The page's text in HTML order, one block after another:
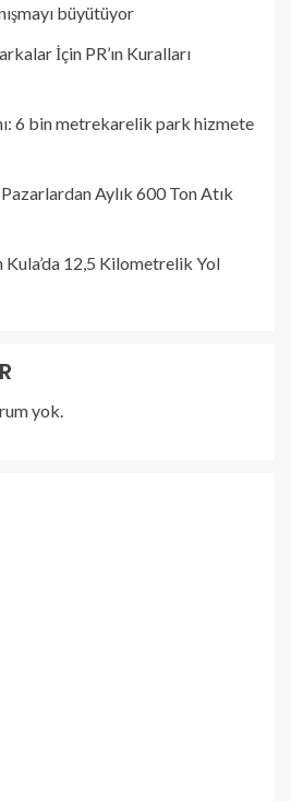
büyütüyor
İçin PR’ın Kuralları
6 bin metrekarelik park hizmete
Aylık 600 Ton Atık
Kula’da 12,5 Kilometrelik Yol
yok.